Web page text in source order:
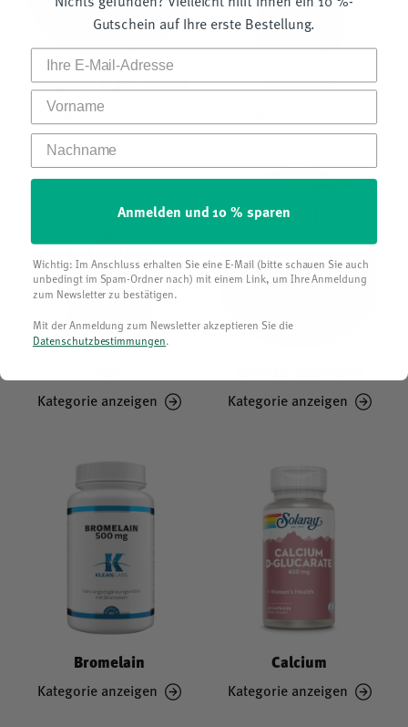
Blueprint Bryan Johson
Kategorie anzeigen
Blutzucker
Kategorie anzeigen Kategorie anzeigen
Bromelain
Kategorie anzeigen
Calcium
Kategorie anzeigen
Gutschein auf Ihre erste Bestellung.
Vorname
Nachname
Anmelden und 10 % sparen
Wichtig: Im Anschluss erhalten Sie eine E-Mail (bitte schauen Sie auch
unbedingt im Spam-Ordner nach) mit einem Link, um Ihre Anmeldung
zum Newsletter zu bestätigen.
Mit der Anmeldung zum Newsletter akzeptieren Sie die
Datenschutzbestimmungen.